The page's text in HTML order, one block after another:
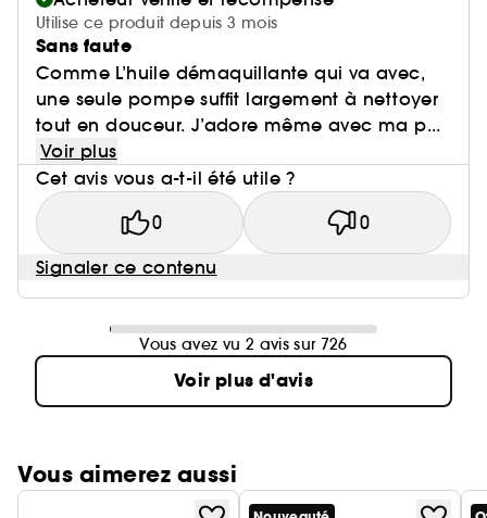
Utilise ce produit depuis 3 mois
Sans faute
Comme L’huile démaquillante qui va avec,
une seule pompe suffit largement à nettoyer
tout en douceur. J’adore même avec ma p...
Voir plus
Cet avis vous a-t-il été utile ?
0 0
Signaler ce contenu
Vous avez vu 2 avis sur 726
Voir plus d'avis
Vous aimerez aussi